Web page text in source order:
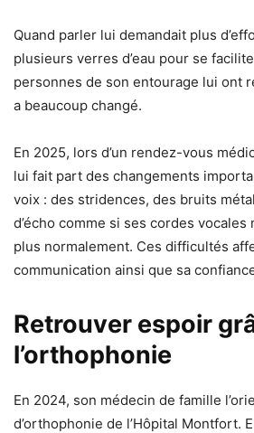
Quand parler lui demandait plus
plusieurs verres d’eau pour se
personnes de son entourage lui ont
a beaucoup changé.
En 2025, lors d’un rendez-vous
lui fait part des changements
voix : des stridences, des bruits
d’écho comme si ses cordes
plus normalement. Ces difficultés
communication ainsi que sa
Retrouver espoir
l’orthophonie
En 2024, son médecin de famille
d’orthophonie de l’Hôpital Montfort.